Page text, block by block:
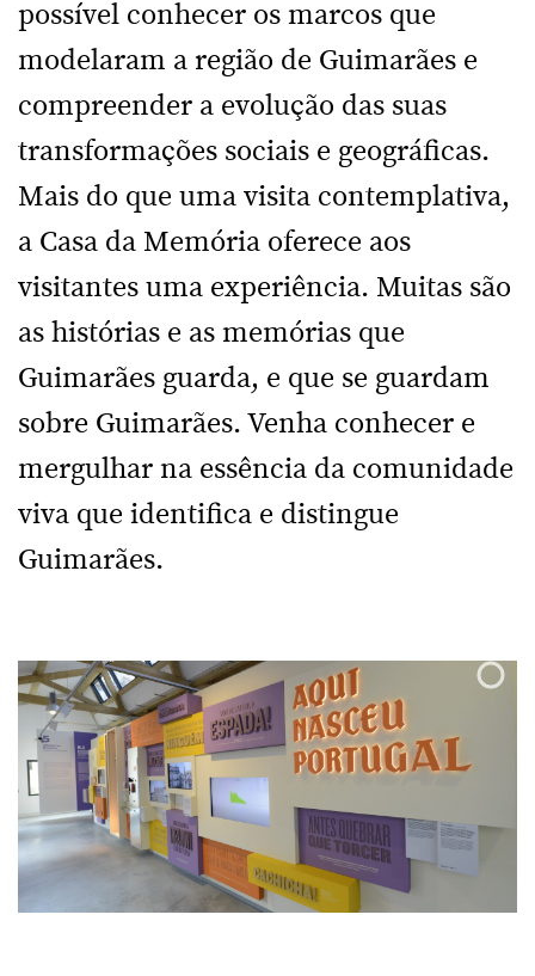
possível conhecer os marcos que
modelaram a região de Guimarães e
compreender a evolução das suas
transformações sociais e geográficas.
Mais do que uma visita contemplativa,
a Casa da Memória oferece aos
visitantes uma experiência. Muitas são
as histórias e as memórias que
Guimarães guarda, e que se guardam
sobre Guimarães. Venha conhecer e
mergulhar na essência da comunidade
viva que identifica e distingue
Guimarães.